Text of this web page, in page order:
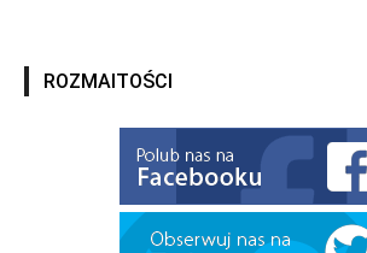
ROZMAITOŚCI